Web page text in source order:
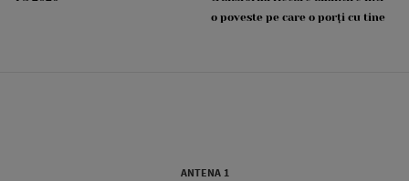
o poveste pe care o porți cu tine
ANTENA 1